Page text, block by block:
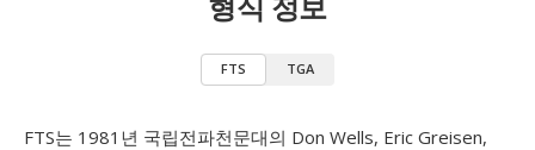
FTS TGA
FTS는 1981년 국립전파천문대의 Don Wells, Eric Greisen,